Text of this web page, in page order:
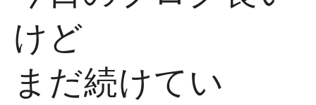
けど
まだ続けてい